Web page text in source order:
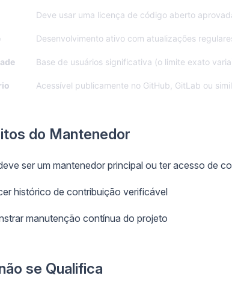
Deve usar uma licença de código aberto
Desenvolvimento ativo com atualizações
Base de usuários significativa (o limite exato
Acessível publicamente no GitHub, GitLab ou
do Mantenedor
ser um mantenedor principal ou ter acesso de
histórico de contribuição verificável
manutenção contínua do projeto
se Qualifica